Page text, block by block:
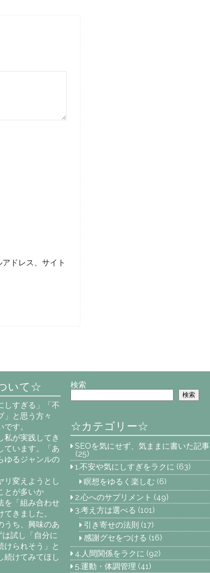
ドレス、サイト
いて☆
しすぎる」「不
」と思う方々
す。
私が実践してき
ています。「あ
ゆるジャンルの
リ変えようとし
とが多いか
を「組み合わせ
きました。
うち、興味のあ
試し「自分に
けられそう」と
続けてみてほし
検索
検索
☆カテゴリー☆
SEOを気にせず、気ままに書いた記事
(25)
1.不安や気にしすぎをラクに (63)
瞑想をゆるく楽しむ (6)
2.心へのサプリメント (49)
3.考え方は選べる (101)
引き寄せの法則 (17)
感謝グセをつける (16)
4.人間関係をラクに (92)
5.運動・体調管理 (41)